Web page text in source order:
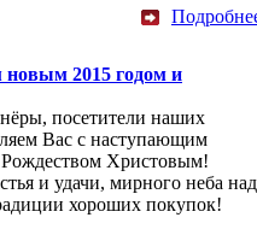
2015 годом и
посетители наших
Вас с наступающим
Христовым!
и удачи, мирного неба над
хороших покупок!